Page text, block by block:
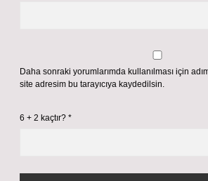
Daha sonraki yorumlarımda kullanılması için
site adresim bu tarayıcıya kaydedilsin.
6 + 2 kaçtır? *